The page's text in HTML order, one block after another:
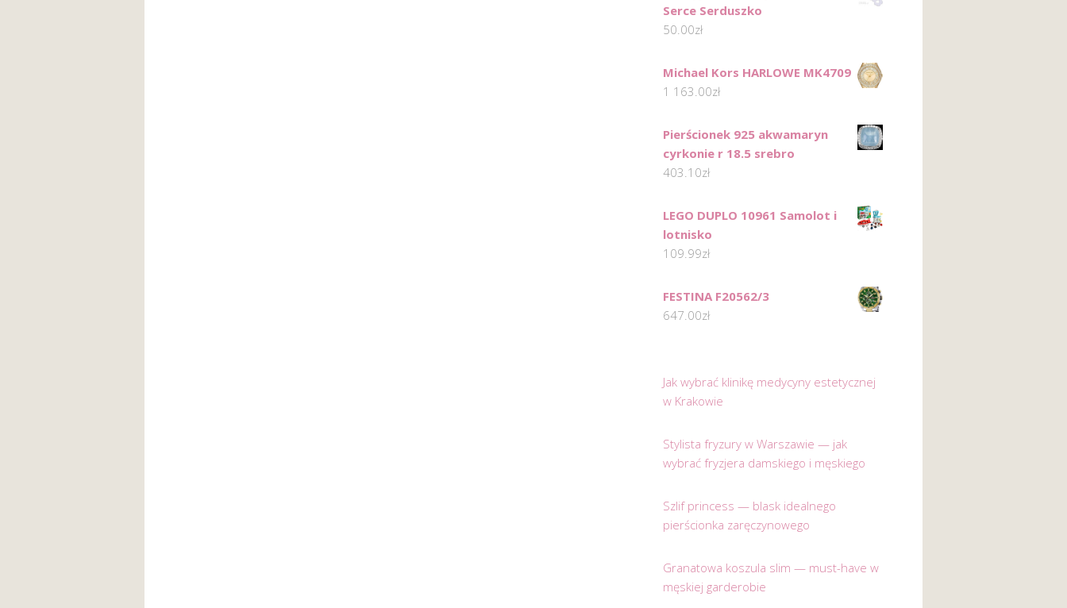
Serce Serduszko
50.00zł
Michael Kors HARLOWE MK4709
1 163.00zł
Pierścionek 925 akwamaryn
cyrkonie r 18.5 srebro
403.10zł
LEGO DUPLO 10961 Samolot i
lotnisko
109.99zł
FESTINA F20562/3
647.00zł
Jak wybrać klinikę medycyny estetycznej
w Krakowie
Stylista fryzury w Warszawie — jak
wybrać fryzjera damskiego i męskiego
Szlif princess — blask idealnego
pierścionka zaręczynowego
Granatowa koszula slim — must-have w
męskiej garderobie